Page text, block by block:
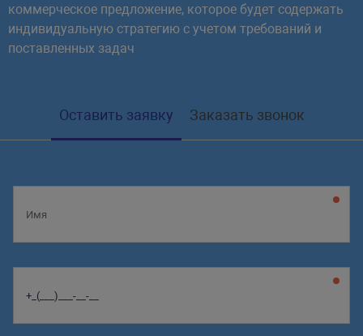
коммерческое предложение, которое будет содержать
индивидуальную стратегию с учетом требований и
поставленных задач
Оставить заявку Заказать звонок